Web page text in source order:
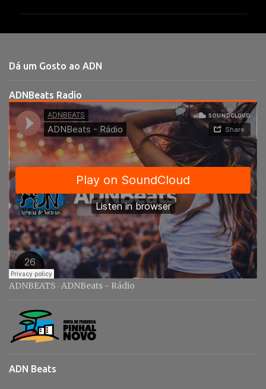
t
r
i
s
Dá um Gosto ao ADN
ADNBeats Radio
ADNBEATS · ADNBeats - Rádio
ADN Beats